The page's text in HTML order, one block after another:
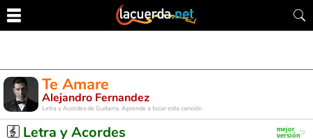
Te Amare
Alejandro Fernandez
Letra y Acordes de Guitarra. Aprende a tocar esta canción
Letra y Acordes